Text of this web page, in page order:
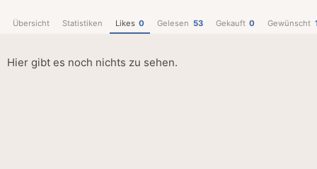
Übersicht Statistiken Likes 0 Gelesen 53 Gekauft 0 Gewünscht
Hier gibt es noch nichts zu sehen.